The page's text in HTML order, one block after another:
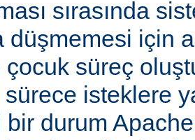
sırasında
düşmemesi için
çocuk süreç
isteklere
durum